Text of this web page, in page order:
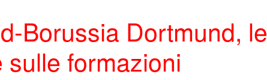
Borussia Dortmund, le
sulle formazioni